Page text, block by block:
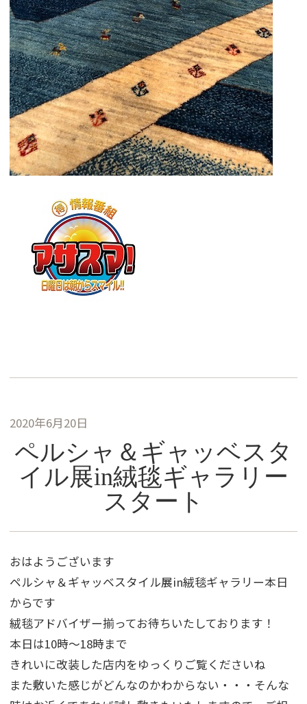
2020年6月20日
ペルシャ＆ギャッベスタ
イル展in絨毯ギャラリー
スタート
おはようございます
ペルシャ＆ギャッベスタイル展in絨毯ギャラリー本日
からです
絨毯アドバイザー揃ってお待ちいたしております！
本日は10時～18時まで
きれいに改装した店内をゆっくりご覧くださいね
また敷いた感じがどんなのかわからない・・・そんな